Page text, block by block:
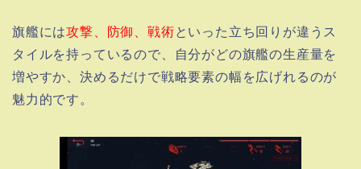
旗艦には攻撃、防御、戦術といった立ち回りが違うス
タイルを持っているので、自分がどの旗艦の生産量を
増やすか、決めるだけで戦略要素の幅を広げれるのが
魅力的です。